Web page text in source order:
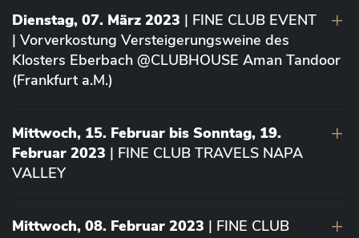
Dienstag, 07. März 2023 | FINE CLUB EVENT
| Vorverkostung Versteigerungsweine des
Klosters Eberbach @CLUBHOUSE Aman Tandoor
(Frankfurt a.M.)
Mittwoch, 15. Februar bis Sonntag, 19.
Februar 2023 | FINE CLUB TRAVELS NAPA
VALLEY
Mittwoch, 08. Februar 2023 | FINE CLUB